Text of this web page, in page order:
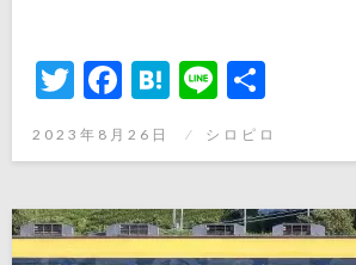
Twitter
Facebook
Hatena
Line
投
日:
2023年8月26日 シロピロ